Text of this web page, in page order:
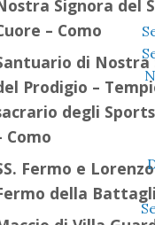
Signora del
– Como
di Nostra
Prodigio –
degli
Como
Fermo e Lorenzo
della